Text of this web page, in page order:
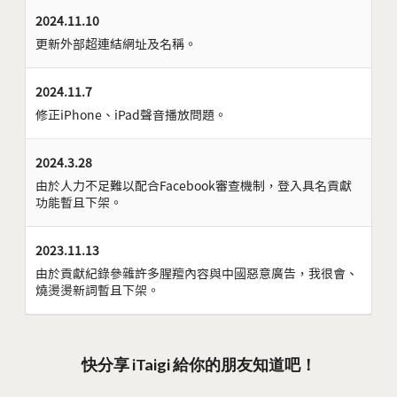
2024.11.10
更新外部超連結網址及名稱。
2024.11.7
修正iPhone、iPad聲音播放問題。
2024.3.28
由於人力不足難以配合Facebook審查機制，登入具名貢獻
功能暫且下架。
2023.11.13
由於貢獻紀錄參雜許多腥羶內容與中國惡意廣告，我很會、
燒燙燙新詞暫且下架。
快分享 iTaigi 給你的朋友知道吧！